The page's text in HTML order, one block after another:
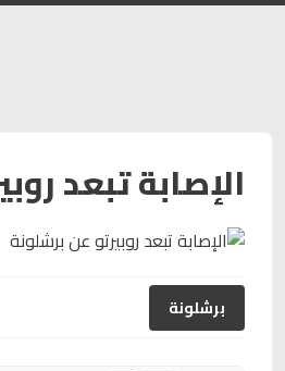
الإصابة تبعد
برشلونة